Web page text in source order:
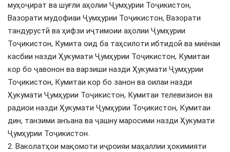
муҳоҷират ва шуғли аҳолии Ҷумҳурии Тоҷикистон,
Вазорати мудофиаи Ҷумҳурии Тоҷикистон, Вазорати
тандурустӣ ва ҳифзи иҷтимоии аҳолии Ҷумҳурии
Тоҷикистон, Кумита оид ба таҳсилоти ибтидоӣ ва миёнаи
касбии назди Ҳукумати Ҷумҳурии Тоҷикистон, Кумитаи
кор бо ҷавонон ва варзиши назди Ҳукумати Ҷумҳурии
Тоҷикистон, Кумитаи кор бо занон ва оилаи назди
Ҳукумати Ҷумҳурии Тоҷикистон, Кумитаи телевизион ва
радиои назди Ҳукумати Ҷумҳурии Тоҷикистон, Кумитаи
дин, танзими анъана ва ҷашну маросими назди Ҳукумати
Ҷумҳурии Тоҷикистон.
2. Ваколатҳои мақомоти иҷроияи маҳаллии ҳокимияти